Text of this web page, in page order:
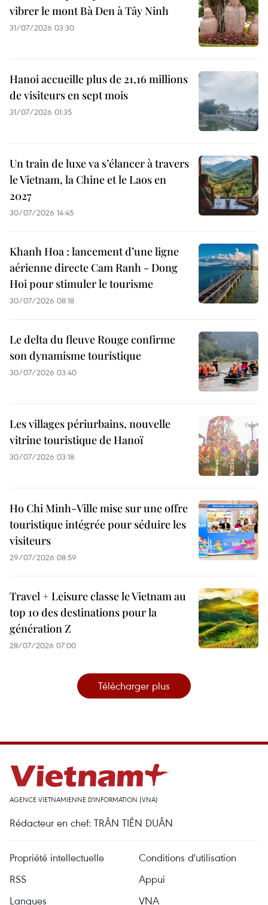
vibrer le mont Bà Den à Tây Ninh
31/07/2026 03:30
Hanoi accueille plus de 21,16 millions
de visiteurs en sept mois ​
31/07/2026 01:35
Un train de luxe va s’élancer à travers
le Vietnam, la Chine et le Laos en
2027
30/07/2026 14:45
Khanh Hoa : lancement d’une ligne
aérienne directe Cam Ranh - Dong
Hoi pour stimuler le tourisme
30/07/2026 08:18
Le delta du fleuve Rouge confirme
son dynamisme touristique
30/07/2026 03:40
Les villages périurbains, nouvelle
vitrine touristique de Hanoï
30/07/2026 03:18
Ho Chi Minh-Ville mise sur une offre
touristique intégrée pour séduire les
visiteurs
29/07/2026 08:59
Travel + Leisure classe le Vietnam au
top 10 des destinations pour la
génération Z
28/07/2026 07:00
Télécharger plus
AGENCE VIETNAMIENNE D'INFORMATION (VNA)
Rédacteur en chef: TRÂN TIÊN DUÂN
Propriété intellectuelle
Conditions d'utilisation
RSS
Appui
Langues
VNA